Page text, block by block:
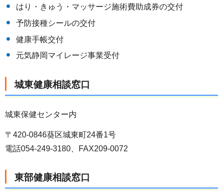
はり・きゅう・マッサージ施術費助成券の交付
予防接種シールの交付
健康手帳交付
元気静岡マイレージ事業受付
城東健康相談窓口
城東保健センター内
〒420-0846葵区城東町24番1号
電話054-249-3180、FAX209-0072
東部健康相談窓口